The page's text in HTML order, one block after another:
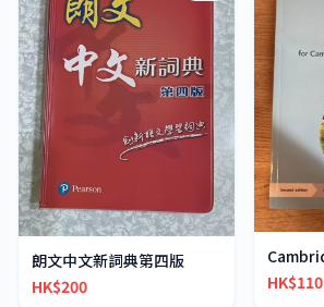
朗文中文新詞典第四版
HK$200
HK$110